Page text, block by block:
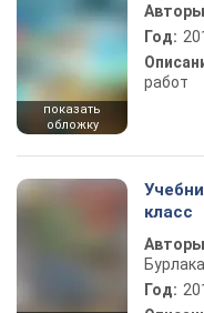
показать
обложку
Год:
работ
класс
Бурлака
Год: